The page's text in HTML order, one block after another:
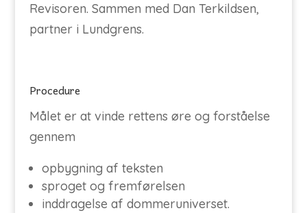
Revisoren. Sammen med Dan Terkildsen,
partner i Lundgrens.
Procedure
Målet er at vinde rettens øre og forståelse
gennem
opbygning af teksten
sproget og fremførelsen
inddragelse af dommeruniverset.